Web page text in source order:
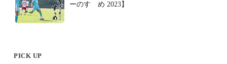
ーのすゝめ 2023】
PICK UP